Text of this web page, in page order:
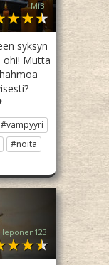
MiBi
syksyn
ohi! Mutta
#vampyyri
#noita
Heponen123